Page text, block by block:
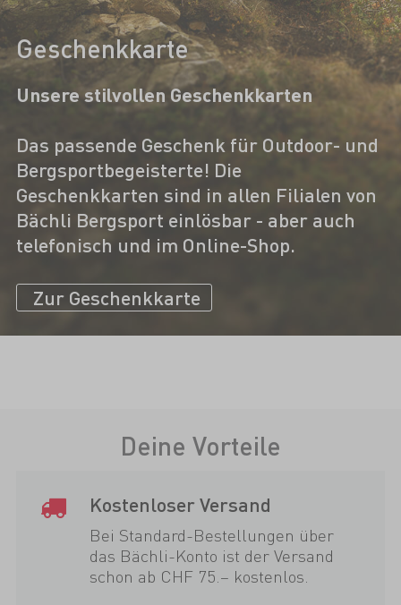
Geschenkkarte
Unsere stilvollen Geschenkkarten
Das passende Geschenk für Outdoor- und
Bergsportbegeisterte! Die
Geschenkkarten sind in allen Filialen von
Bächli Bergsport einlösbar - aber auch
telefonisch und im Online-Shop.
Zur Geschenkkarte
Deine Vorteile
Kostenloser Versand
Bei Standard-Bestellungen über
das Bächli-Konto ist der Versand
schon ab CHF 75.– kostenlos.